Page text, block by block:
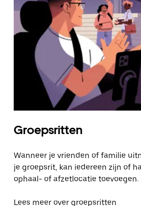
Groepsritten
Wanneer je vrienden of familie
je groepsrit, kan iedereen zijn of
ophaal- of afzetlocatie toevoegen.
Lees meer over groepsritten